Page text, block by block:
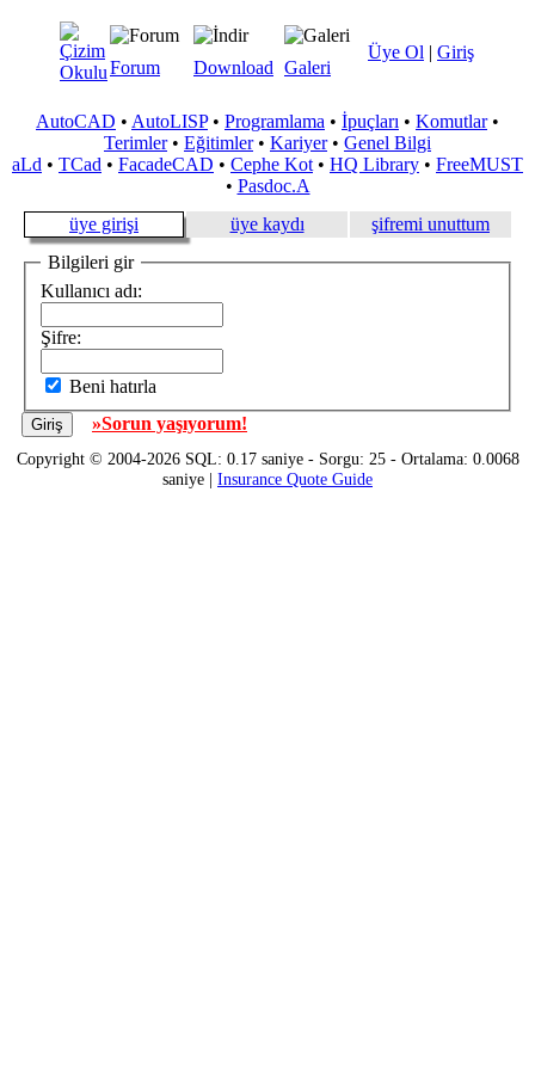
Üye Ol | Giriş
Forum Download Galeri
AutoCAD • AutoLISP• Programlama • İpuçları • Komutlar•
Terimler• Eğitimler• Kariyer• Genel Bilgi
aLd • TCad • FacadeCAD • Cephe Kot • HQ Library • FreeMUST
• Pasdoc.A
üye girişi
üye kaydı
şifremi unuttum
Bilgileri gir
Kullanıcı adı:
Şifre:
Beni hatırla
»Sorun yaşıyorum!
Copyright © 2004-2026 SQL: 0.17 saniye - Sorgu: 25 - Ortalama: 0.0068
saniye | Insurance Quote Guide